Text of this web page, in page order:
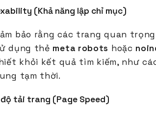
(Khả năng lập chỉ mục)
bảo rằng các trang quan
dụng thẻ meta robots hoặc
khỏi kết quả tìm kiếm, như
tạm thời.
độ tải trang (Page Speed)